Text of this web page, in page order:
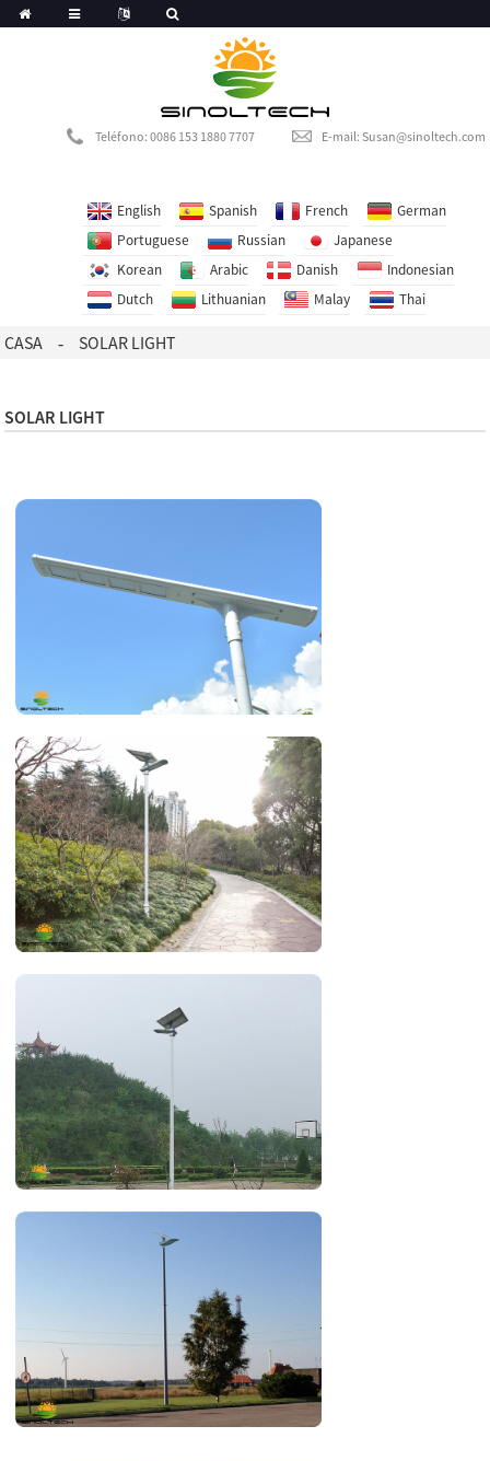
Teléfono: 0086 153 1880 7707 E-mail: Susan@sinoltech.com
English Spanish French
German
Portuguese
Russian
Japanese
Korean
Arabic Danish
Indonesian
Dutch
Lithuanian Malay Thai
CASA SOLAR LIGHT
SOLAR LIGHT